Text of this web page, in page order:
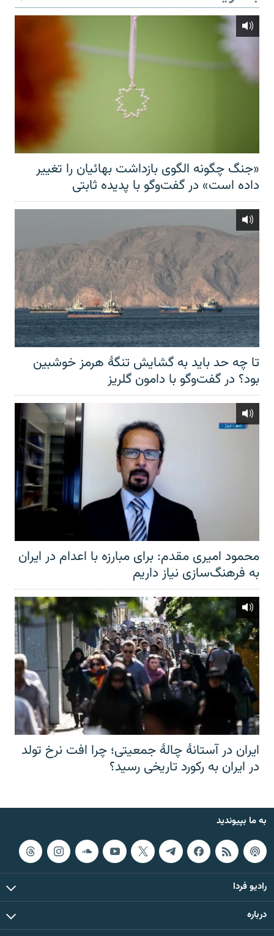
«جنگ چگونه الگوی بازداشت بهائیان را تغییر
داده است» در گفت‌وگو با پدیده ثابتی
تا چه حد باید به گشایش تنگهٔ هرمز خوشبین
بود؟ در گفت‌وگو با دامون گلریز
محمود امیری مقدم: برای مبارزه با اعدام در ایران
به فرهنگ‌سازی نیاز داریم
ایران در آستانهٔ چالهٔ جمعیتی؛ چرا افت نرخ تولد
در ایران به رکورد تاریخی رسید؟
به ما بپیوندید
رادیو فردا
درباره